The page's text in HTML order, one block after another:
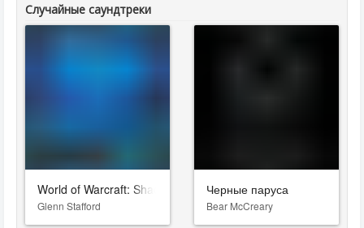
Случайные саундтреки
World of Warcraft: Shadowlands
Glenn Stafford
Черные паруса
Bear McCreary